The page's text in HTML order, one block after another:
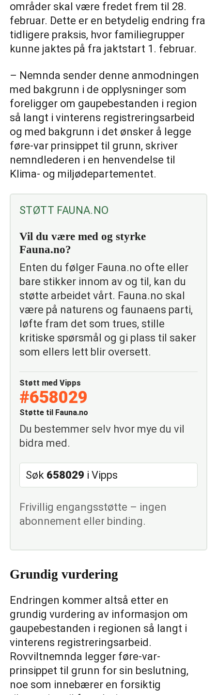
områder skal være fredet frem til 28.
februar. Dette er en betydelig endring fra
tidligere praksis, hvor familiegrupper
kunne jaktes på fra jaktstart 1. februar.
– Nemnda sender denne anmodningen
med bakgrunn i de opplysninger som
foreligger om gaupebestanden i region
så langt i vinterens registreringsarbeid
og med bakgrunn i det ønsker å legge
føre-var prinsippet til grunn, skriver
nemndlederen i en henvendelse til
Klima- og miljødepartementet.
STØTT FAUNA.NO
Vil du være med og styrke
Fauna.no?
Enten du følger Fauna.no ofte eller
bare stikker innom av og til, kan du
støtte arbeidet vårt. Fauna.no skal
være på naturens og faunaens parti,
løfte fram det som trues, stille
kritiske spørsmål og gi plass til saker
som ellers lett blir oversett.
Støtt med Vipps
#658029
Støtte til Fauna.no
Du bestemmer selv hvor mye du vil
bidra med.
Søk 658029 i Vipps
Frivillig engangsstøtte – ingen
abonnement eller binding.
Grundig vurdering
Endringen kommer altså etter en
grundig vurdering av informasjon om
gaupebestanden i regionen så langt i
vinterens registreringsarbeid.
Rovviltnemnda legger føre-var-
prinsippet til grunn for sin beslutning,
noe som innebærer en forsiktig